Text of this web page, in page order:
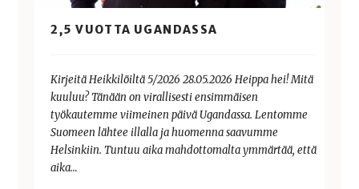
2,5 VUOTTA UGANDASSA
Kirjeitä Heikkilöiltä 5/2026 28.05.2026 Heippa hei! Mitä
kuuluu? Tänään on virallisesti ensimmäisen
työkautemme viimeinen päivä Ugandassa. Lentomme
Suomeen lähtee illalla ja huomenna saavumme
Helsinkiin. Tuntuu aika mahdottomalta ymmärtää, että
aika…